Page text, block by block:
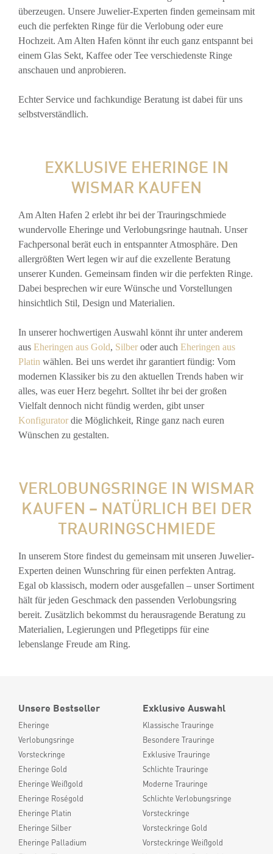
überzeugen. Unsere Juwelier-Experten finden gemeinsam mit
euch die perfekten Ringe für die Verlobung oder eure
Hochzeit. Am Alten Hafen könnt ihr euch ganz entspannt bei
einem Glas Sekt, Kaffee oder Tee verschiedenste Ringe
anschauen und anprobieren.
Echter Service und fachkundige Beratung ist dabei für uns
selbstverständlich.
EXKLUSIVE EHERINGE IN
WISMAR KAUFEN
Am Alten Hafen 2 erlebt ihr bei der Trauringschmiede
wundervolle Eheringe und Verlobungsringe hautnah. Unser
Fachpersonal berät euch in entspannter Atmosphäre. Den
allergrößten Wert legen wir auf die exzellente Beratung
unserer Kunden. Gemeinsam finden wir die perfekten Ringe.
Dabei besprechen wir eure Wünsche und Vorstellungen
hinsichtlich Stil, Design und Materialien.
In unserer hochwertigen Auswahl könnt ihr unter anderem
aus Eheringen aus Gold, Silber oder auch Eheringen aus
Platin wählen. Bei uns werdet ihr garantiert fündig: Vom
modernen Klassiker bis zu den aktuellen Trends haben wir
alles, was euer Herz begehrt. Solltet ihr bei der großen
Vielfalt dennoch nicht fündig werden, gibt unser
Konfigurator die Möglichkeit, Ringe ganz nach euren
Wünschen zu gestalten.
VERLOBUNGSRINGE IN WISMAR
KAUFEN – NATÜRLICH BEI DER
TRAURINGSCHMIEDE
In unserem Store findest du gemeinsam mit unseren Juwelier-
Experten deinen Wunschring für einen perfekten Antrag.
Egal ob klassisch, modern oder ausgefallen – unser Sortiment
hält für jeden Geschmack den passenden Verlobungsring
bereit. Zusätzlich bekommst du herausragende Beratung zu
Materialien, Legierungen und Pflegetipps für eine
lebenslange Freude am Ring.
Unsere Bestseller
Eheringe
Verlobungsringe
Vorsteckringe
Eheringe Gold
Eheringe Weißgold
Eheringe Roségold
Eheringe Platin
Eheringe Silber
Eheringe Palladium
Exklusive Auswahl
Klassische Trauringe
Besondere Trauringe
Exklusive Trauringe
Schlichte Trauringe
Moderne Trauringe
Schlichte Verlobungsringe
Vorsteckringe
Vorsteckringe Gold
Vorsteckringe Weißgold